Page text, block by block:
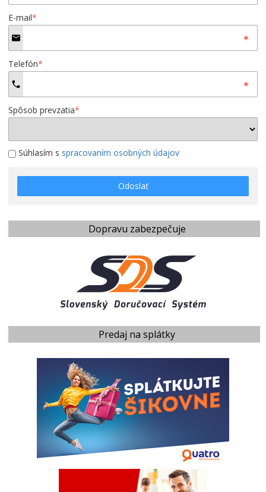
E-mail*
Telefón*
Spôsob prevzatia*
Súhlasím s spracovaním osobných údajov
Odoslať
Dopravu zabezpečuje
Predaj na splátky